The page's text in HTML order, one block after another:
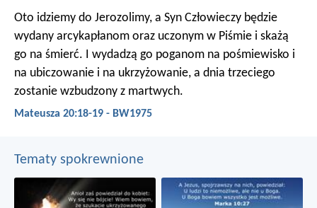
Oto idziemy do Jerozolimy, a Syn Człowieczy będzie
wydany arcykapłanom oraz uczonym w Piśmie i skażą
go na śmierć. I wydadzą go poganom na pośmiewisko i
na ubiczowanie i na ukrzyżowanie, a dnia trzeciego
zostanie wzbudzony z martwych.
Mateusza 20:18-19 - BW1975
Tematy spokrewnione